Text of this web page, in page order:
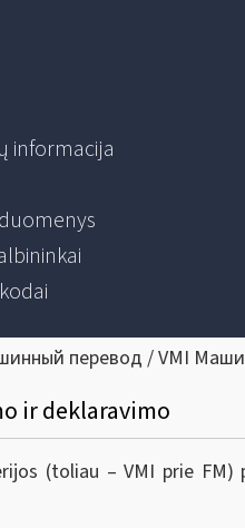
informacija
перевод / VMI
ir deklaravimo
(toliau – VMI prie